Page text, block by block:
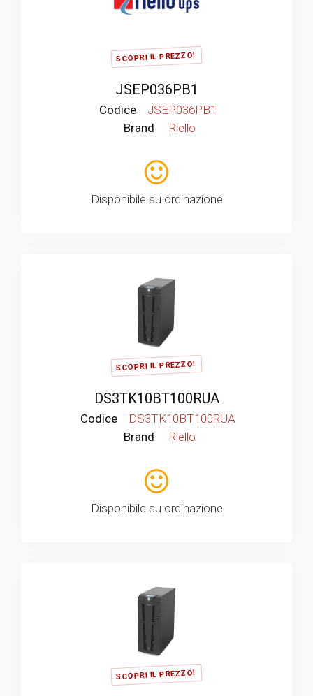
SCOPRI IL PREZZO!
JSEP036PB1
Codice
JSEP036PB1
Brand
Riello
Disponibile su ordinazione
SCOPRI IL PREZZO!
DS3TK10BT100RUA
Codice
DS3TK10BT100RUA
Brand
Riello
Disponibile su ordinazione
SCOPRI IL PREZZO!